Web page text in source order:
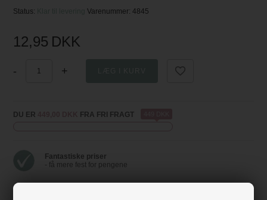
Status: Klar til leveringVarenummer:4845
12,95 DKK
- +
DU ER FRA FRI FRAGT
Fantastiske priser
- få mere fest for pengene